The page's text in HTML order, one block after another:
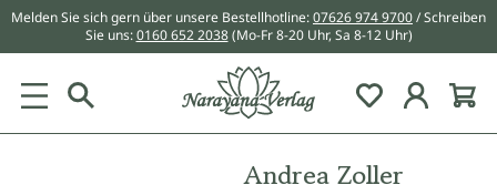
springen
Melden Sie sich gern über unsere Bestellhotline:07626 974 9700/ Schreiben
Sie uns:0160 652 2038 (Mo-Fr 8-20 Uhr, Sa 8-12 Uhr)
Du hast 0
Andrea Zoller